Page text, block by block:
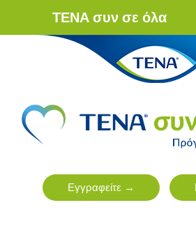
ΤΕΝΑ συν σε όλα